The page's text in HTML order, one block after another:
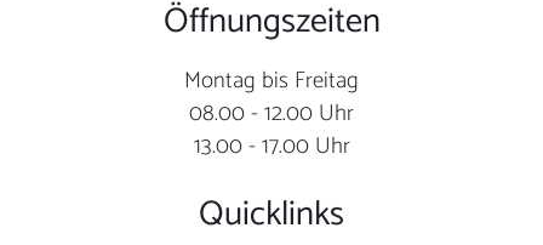
Öffnungszeiten
Montag bis Freitag
08.00 - 12.00 Uhr
13.00 - 17.00 Uhr
Quicklinks